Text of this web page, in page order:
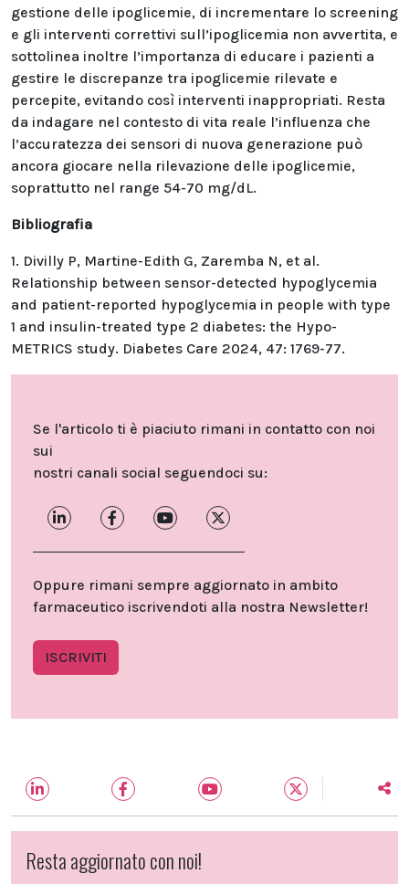
gestione delle ipoglicemie, di incrementare lo screening
e gli interventi correttivi sull’ipoglicemia non avvertita, e
sottolinea inoltre l’importanza di educare i pazienti a
gestire le discrepanze tra ipoglicemie rilevate e
percepite, evitando così interventi inappropriati. Resta
da indagare nel contesto di vita reale l’influenza che
l’accuratezza dei sensori di nuova generazione può
ancora giocare nella rilevazione delle ipoglicemie,
soprattutto nel range 54-70 mg/dL.
Bibliografia
1. Divilly P, Martine-Edith G, Zaremba N, et al.
Relationship between sensor-detected hypoglycemia
and patient-reported hypoglycemia in people with type
1 and insulin-treated type 2 diabetes: the Hypo-
METRICS study. Diabetes Care 2024, 47: 1769-77.
Se l'articolo ti è piaciuto rimani in contatto con noi
sui
nostri canali social seguendoci su:
Oppure rimani sempre aggiornato in ambito
farmaceutico iscrivendoti alla nostra Newsletter!
ISCRIVITI
Resta aggiornato con noi!